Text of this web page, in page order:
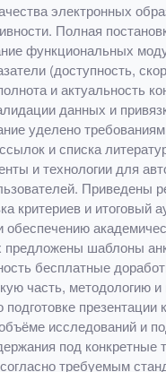
электронных
Полная
функциональных
(доступность,
и актуальность
данных и
уделено
и списка
и технологии для
Приведены
критериев и итоговый
шаблоны
бесплатные
часть, методологию
презентации
исследований и
под конкретные
требуемым